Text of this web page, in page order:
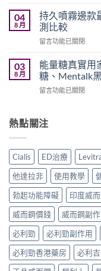
Kamagra
Oral
全
比
較〉
中
買？
犀
利
士
名
藥
買
價
真
假
辨
別
指
南〉
中
威
大
Levifil
20mg
價：
印
度
樂
學
真
實
效
果、
正
確
用
法
香
港
購
04
8 月
持久噴霧邊款
測比較
在
久
噴
霧
邊
好
久
3
代
與
Climax
印
度
神
實
測
比
留言功能已關閉
03
8 月
能量糖真實用
糖、Mentalk
在
糖
真
用
家
評
價
｜
Hamer
汗
馬
糖、
Spinach
金
糖、
留言功能已關閉
熱點關注
Cialis ED治療
他達拉非
使用教學
勃起功能障礙
印度威
威而鋼價錢
威而鋼副
必利勁
必利勁副作用
必利勁香港藥房
必利吉